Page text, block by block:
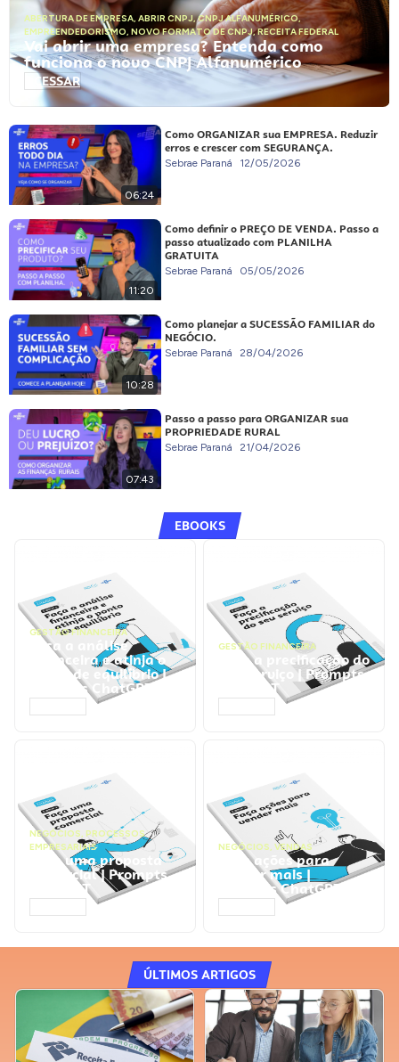
ABERTURA DE EMPRESA, ABRIR CNPJ,CNPJ ALFANUMÉRICO,
EMPREENDEDORISMO, NOVO FORMATO DE CNPJ,RECEITA FEDERAL
Vai abrir uma empresa? Entenda como
funciona o novo CNPJ Alfanumérico
ACESSAR
06:24
Como ORGANIZAR sua EMPRESA. Reduzir
erros e crescer com SEGURANÇA.
Sebrae Paraná 12/05/2026
11:20
Como definir o PREÇO DE VENDA. Passo a
passo atualizado com PLANILHA
GRATUITA
Sebrae Paraná 05/05/2026
10:28
Como planejar a SUCESSÃO FAMILIAR do
NEGÓCIO.
Sebrae Paraná 28/04/2026
07:43
Passo a passo para ORGANIZAR sua
PROPRIEDADE RURAL
Sebrae Paraná 21/04/2026
EBOOKS
GESTÃO FINANCEIRA
Faça a análise
financeira e atinja o
ponto de equilíbrio |
Prompts ChatGPT
GESTÃO FINANCEIRA
Faça a precificação do
seu serviço | Prompts
ChatGPT
NEGÓCIOS, PROCESSOS
EMPRESARIAIS
Faça uma proposta
comercial | Prompts
ChatGPT
NEGÓCIOS, VENDAS
Faça ações para
vender mais |
Prompts ChatGPT
ÚLTIMOS ARTIGOS